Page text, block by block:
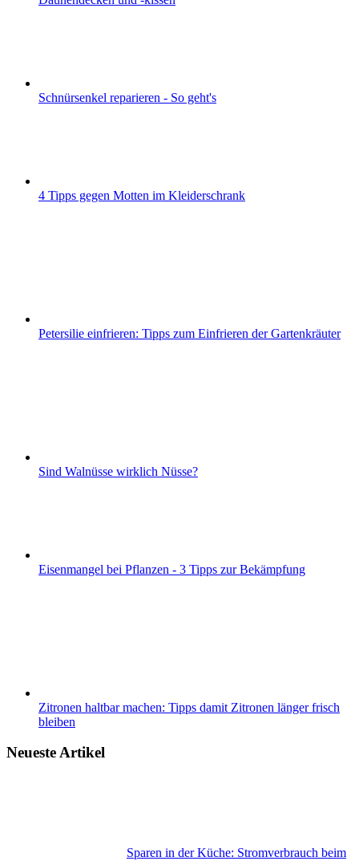
Schnürsenkel reparieren - So geht's
4 Tipps gegen Motten im Kleiderschrank
Petersilie einfrieren: Tipps zum Einfrieren der Gartenkräuter
Sind Walnüsse wirklich Nüsse?
Eisenmangel bei Pflanzen - 3 Tipps zur Bekämpfung
Zitronen haltbar machen: Tipps damit Zitronen länger frisch
bleiben
Neueste Artikel
Sparen in der Küche: Stromverbrauch beim